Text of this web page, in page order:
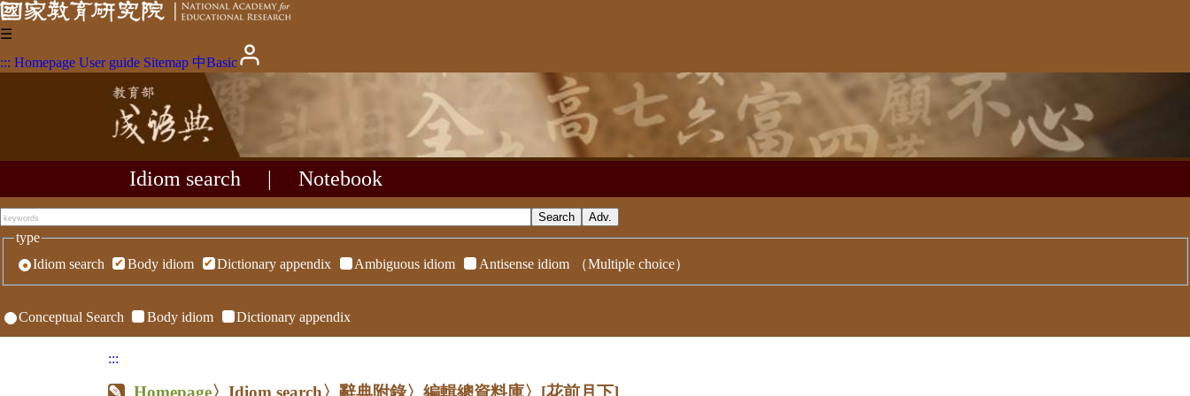
☰
::: Homepage User guide Sitemap 中Basic
Idiom search Notebook
type
Idiom search
Body idiom Dictionary appendix Ambiguous idiom Antisense idiom （Multiple choice）
Conceptual Search Body idiom Dictionary appendix
:::
Homepage〉Idiom search〉辭典附錄〉編輯總資料庫〉 [花前月下]